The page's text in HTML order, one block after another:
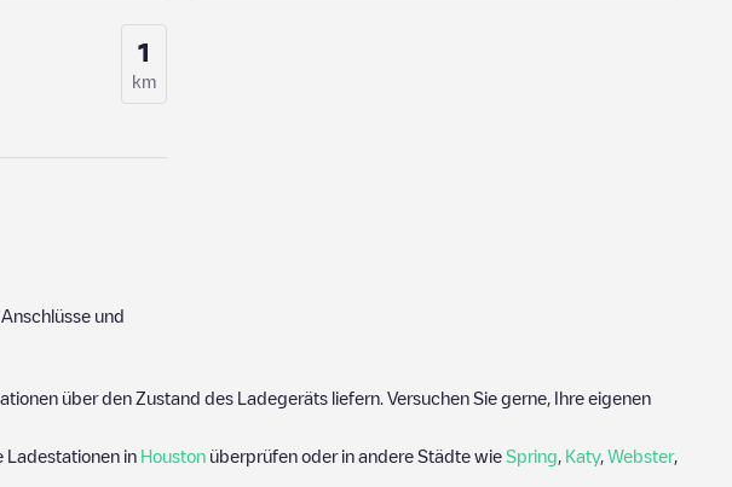
1
km
Anschlüsse und
über den Zustand des Ladegeräts liefern. Versuchen Sie gerne, Ihre eigenen
Ladestationen in Houston überprüfen oder in andere Städte wie Spring Katy, Webster,